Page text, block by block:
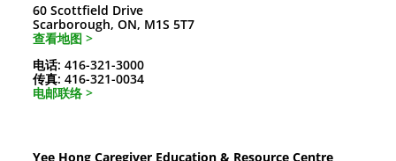
60 Scottfield Drive
Scarborough, ON, M1S 5T7
查看地图 >
电话: 416-321-3000
传真: 416-321-0034
电邮联络 >
Yee Hong Caregiver Education & Resource Centre